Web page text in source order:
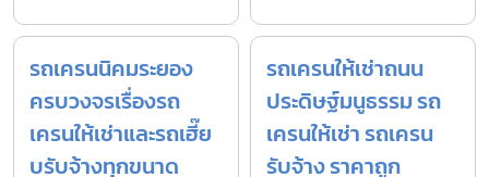
รถเครนนิคมระยอง
ครบวงจรเรื่องรถ
เครนให้เช่าและรถเฮี๊ย
บรับจ้างทุกขนาด
รถเครนให้เช่าถนน
ประดิษฐ์มนูธรรม รถ
เครนให้เช่า รถเครน
รับจ้าง ราคาถูก